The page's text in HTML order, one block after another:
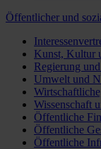
Öffentlicher und
Kunst, Kultur
Regierung
Umwelt und
Wissenschaft
Öffentliche
Öffentliche
Öffentliche